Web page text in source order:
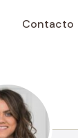
Contacto